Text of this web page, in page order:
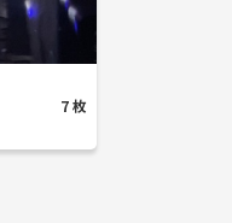
7枚